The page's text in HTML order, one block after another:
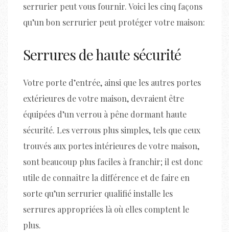
serrurier peut vous fournir. Voici les cinq façons
qu’un bon serrurier peut protéger votre maison:
Serrures de haute sécurité
Votre porte d’entrée, ainsi que les autres portes
extérieures de votre maison, devraient être
équipées d’un verrou à pêne dormant haute
sécurité. Les verrous plus simples, tels que ceux
trouvés aux portes intérieures de votre maison,
sont beaucoup plus faciles à franchir; il est donc
utile de connaître la différence et de faire en
sorte qu’un serrurier qualifié installe les
serrures appropriées là où elles comptent le
plus.